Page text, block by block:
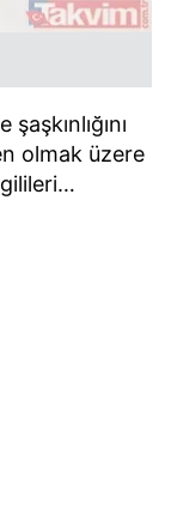
olmak üzere